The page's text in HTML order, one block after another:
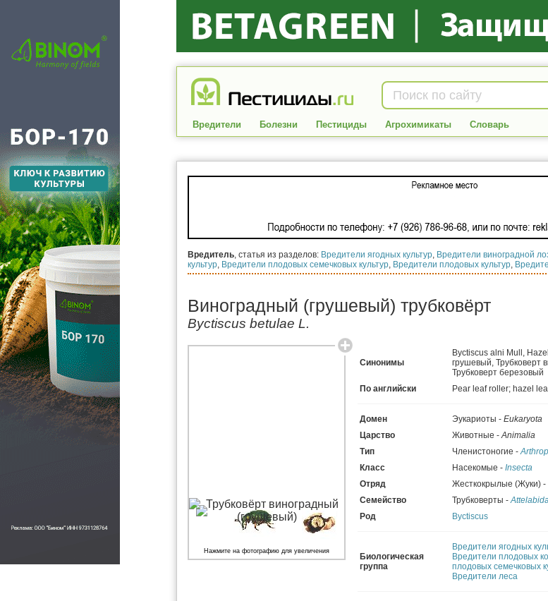
Вредители Болезни Пестициды Агрохимикаты Словарь
Вредитель, статья из разделов: Вредители ягодных культур, Вредители виноградной
культур, Вредители плодовых семечковых культур, Вредители плодовых культур,
Виноградный (грушевый) трубковёрт
Byctiscus betulae L.
Синонимы
Byctiscus alni Mull ,
грушевый, Трубковерт
Трубковерт березовый
По английски
Pear leaf roller; hazel
Домен Эукариоты - Eukaryota
Царство
Животные -Animalia
Тип
Членистоногие -
Класс
Насекомые - Insecta
Отряд
Жесткокрылые (Жуки) -
Семейство
Трубковерты -
Род
Byctiscus
Биологическая
группа
Вредители ягодных
Вредители плодовых
плодовых семечковых
Вредители леса
Нажмите на фотографию для увеличения